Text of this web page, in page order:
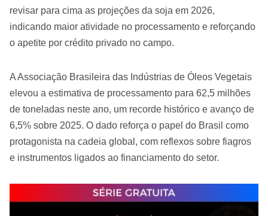
revisar para cima as projeções da soja em 2026,
indicando maior atividade no processamento e reforçando
o apetite por crédito privado no campo.
A Associação Brasileira das Indústrias de Óleos Vegetais
elevou a estimativa de processamento para 62,5 milhões
de toneladas neste ano, um recorde histórico e avanço de
6,5% sobre 2025. O dado reforça o papel do Brasil como
protagonista na cadeia global, com reflexos sobre fiagros
e instrumentos ligados ao financiamento do setor.